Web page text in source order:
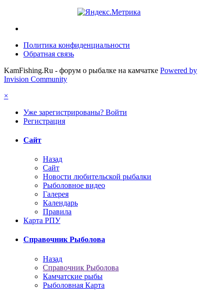
Политика конфиденциальности
Обратная связь
KamFishing.Ru - форум о рыбалке на камчатке Powered by
Invision Community
×
Уже зарегистрированы? Войти
Регистрация
Сайт
Назад
Сайт
Новости любительской рыбалки
Рыболовное видео
Галерея
Календарь
Правила
Карта РПУ
Справочник Рыболова
Назад
Справочник Рыболова
Камчатские рыбы
Рыболовная Карта